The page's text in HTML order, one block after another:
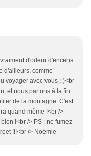
d'odeur d'encens
d'ailleurs, comme
voyager avec vous ;-)<br
et nous partons à la fin
de la montagne. C'est
quand même !<br />
!<br /> PS : ne fumez
!!!<br /> Noémie